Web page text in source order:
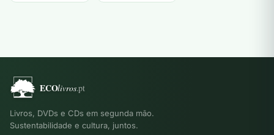
Livros, DVDs e CDs em segunda mão.
Sustentabilidade e cultura, juntos.